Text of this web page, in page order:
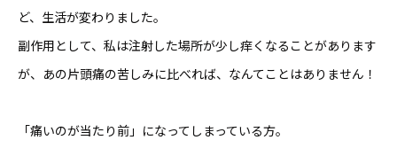
ど、生活が変わりました。
副作用として、私は注射した場所が少し痒くなることがあります
が、あの片頭痛の苦しみに比べれば、なんてことはありません！
「痛いのが当たり前」になってしまっている方。